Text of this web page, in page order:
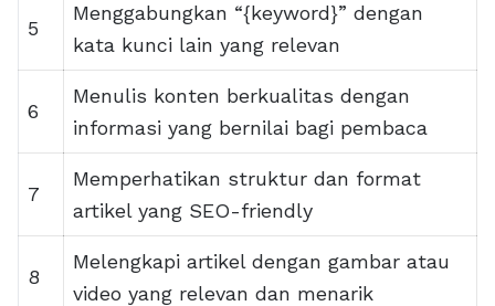
5
Menggabungkan “{keyword}” dengan
kata kunci lain yang relevan
6
Menulis konten berkualitas dengan
informasi yang bernilai bagi pembaca
7
Memperhatikan struktur dan format
artikel yang SEO-friendly
8
Melengkapi artikel dengan gambar atau
video yang relevan dan menarik